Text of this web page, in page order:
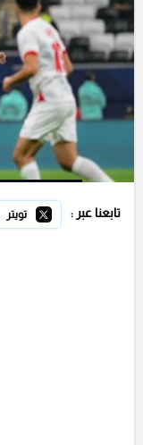
تابعنا عبر : تويتر